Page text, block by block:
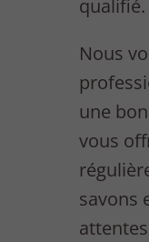
qualifié.
Nous
une
vous
savons